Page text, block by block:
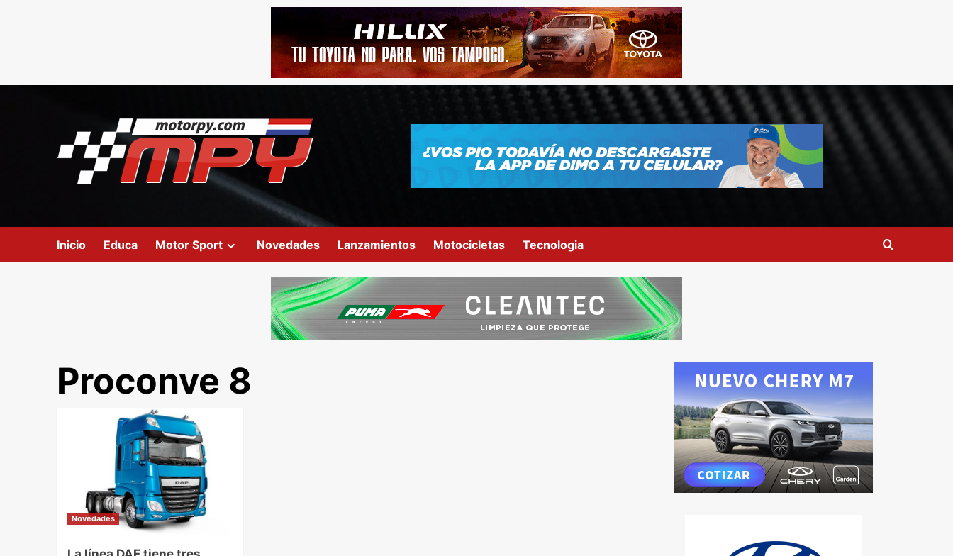
Inicio Educa Motor Sport Novedades Lanzamientos Motocicletas Tecnologia
Proconve 8
Novedades